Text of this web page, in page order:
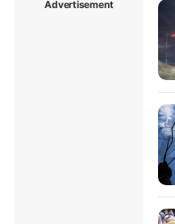
Advertisement